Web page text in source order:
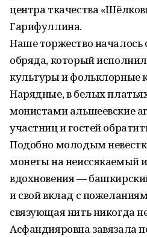
центра ткачества
Гарифуллина.
Наше торжество началось
обряда, который
культуры и фольклорные
Нарядные, в белых
монистами альшеевские
участниц и гостей
Подобно молодым
монеты на неиссякаемый
вдохновения —
и свой вклад с
связующая нить никогда
Асфандияровна завязала